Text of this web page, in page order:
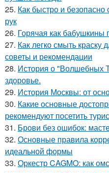
25. Как быстро и безопасно
рук
26. Горячая как бабушкины
27. Как легко смыть краску
советы и рекомендации
28. История о "Волшебных
здоровье.
29. История Москвы: от
30. Какие основные
рекомендуют посетить
31. Брови без ошибок:
32. Основные правила
идеальной формы
33. Оркестр CAGMO: как